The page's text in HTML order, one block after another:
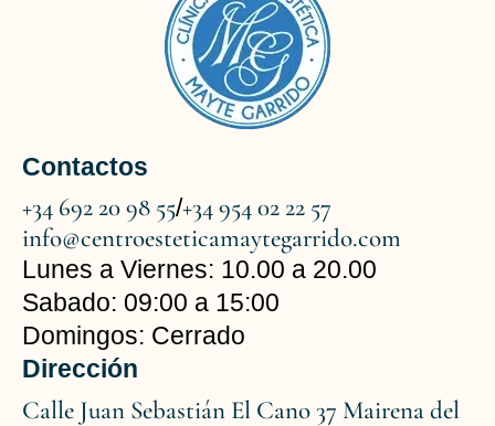
Contactos
+34 692 20 98 55/+34 954 02 22 57
info@centroesteticamaytegarrido.com
Lunes a Viernes: 10.00 a 20.00
Sabado: 09:00 a 15:00
Domingos: Cerrado
Dirección
Calle Juan Sebastián El Cano 37 Mairena del